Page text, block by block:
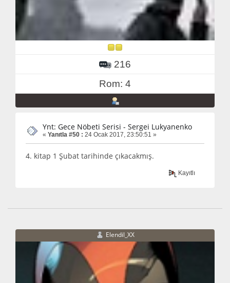
216
Rom: 4
Ynt: Gece Nöbeti Serisi - Sergei Lukyanenko
« Yanıtla #50 : 24 Ocak 2017, 23:50:51 »
4. kitap 1 Şubat tarihinde çıkacakmış.
Kayıtlı
Elendil_XX